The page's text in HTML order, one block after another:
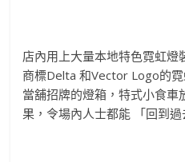
店內用上大量本地特色霓虹燈
商標Delta和Vector Logo的
當舖招牌的燈箱，特式小食車
果，令場內人士都能 「回到過